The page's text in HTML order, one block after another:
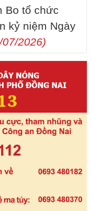
Bo tổ chức
kỷ niệm Ngày
07/2026)